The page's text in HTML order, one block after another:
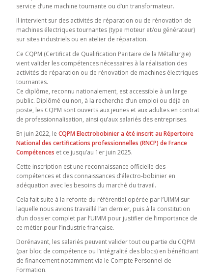
service d’une machine tournante ou d’un transformateur.
Il intervient sur des activités de réparation ou de rénovation de
machines électriques tournantes (type moteur et/ou générateur)
sur sites industriels ou en atelier de réparation.
Ce CQPM (Certificat de Qualification Paritaire de la Métallurgie)
vient valider les compétences nécessaires à la réalisation des
activités de réparation ou de rénovation de machines électriques
tournantes.
Ce diplôme, reconnu nationalement, est accessible à un large
public. Diplômé ou non, à la recherche d’un emploi ou déjà en
poste, les CQPM sont ouverts aux jeunes et aux adultes en contrat
de professionnalisation, ainsi qu’aux salariés des entreprises.
En juin 2022, le CQPM Electrobobinier a été inscrit au Répertoire
National des certifications professionnelles (RNCP) de France
Compétences et ce jusqu’au 1er juin 2025.
Cette inscription est une reconnaissance officielle des
compétences et des connaissances d’électro-bobinier en
adéquation avec les besoins du marché du travail.
Cela fait suite à la refonte du référentiel opérée par l’UIMM sur
laquelle nous avions travaillé l’an dernier, puis à la constitution
d’un dossier complet par l’UIMM pour justifier de l’importance de
ce métier pour l’industrie française.
Dorénavant, les salariés peuvent valider tout ou partie du CQPM
(par bloc de compétence ou l’intégralité des blocs) en bénéficiant
de financement notamment via le Compte Personnel de
Formation.